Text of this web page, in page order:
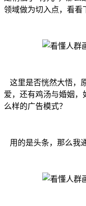
领域做为切入点，看看
这里是否恍然大悟，
爱，还有鸡汤与婚姻，
么样的广告模式？
用的是头条，那么我